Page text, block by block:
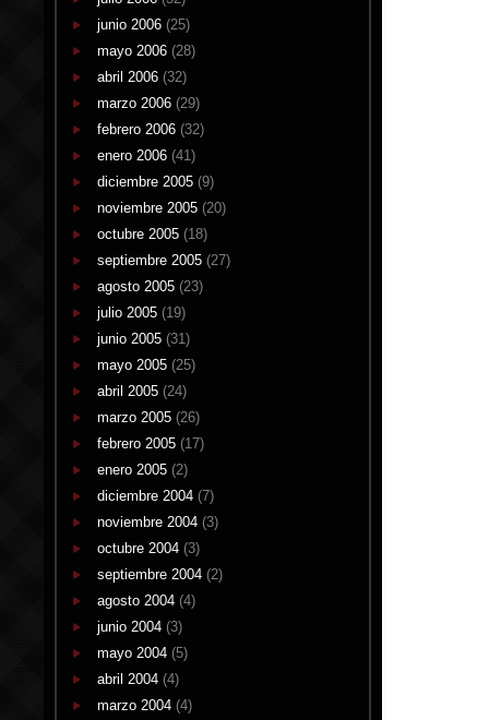
junio 2006 (25)
mayo 2006 (28)
abril 2006 (32)
marzo 2006 (29)
febrero 2006 (32)
enero 2006 (41)
diciembre 2005 (9)
noviembre 2005 (20)
octubre 2005 (18)
septiembre 2005 (27)
agosto 2005 (23)
julio 2005 (19)
junio 2005 (31)
mayo 2005 (25)
abril 2005 (24)
marzo 2005 (26)
febrero 2005 (17)
enero 2005 (2)
diciembre 2004 (7)
noviembre 2004 (3)
octubre 2004 (3)
septiembre 2004 (2)
agosto 2004 (4)
junio 2004 (3)
mayo 2004 (5)
abril 2004 (4)
marzo 2004 (4)